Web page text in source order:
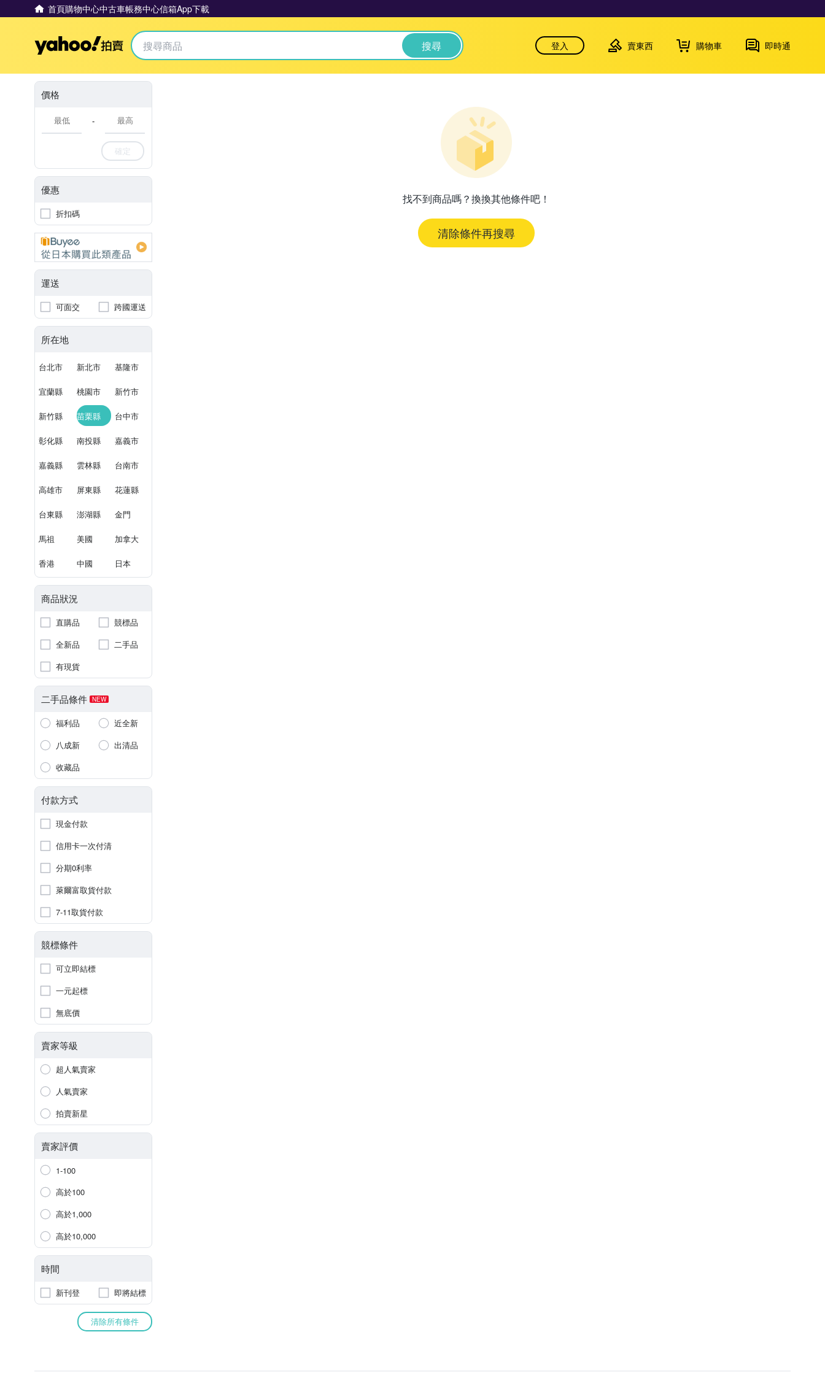
首頁購物中心中古車帳務中心信箱App下載
Yahoo拍賣 搜尋 登入 賣東西 購物車 即時通
價格
-
確定
優惠
折扣碼
運送
可面交 跨國運送
所在地
台北市 新北市 基隆市
宜蘭縣 桃園市 新竹市
新竹縣 苗栗縣 台中市
彰化縣 南投縣 嘉義市
嘉義縣 雲林縣 台南市
高雄市 屏東縣 花蓮縣
台東縣 澎湖縣 金門
馬祖 美國 加拿大
香港 中國 日本
商品狀況
直購品
競標品
全新品
二手品
有現貨
二手品條件 NEW
福利品
近全新
八成新
出清品
收藏品
付款方式
現金付款
信用卡一次付清
分期0利率
萊爾富取貨付款
7-11取貨付款
競標條件
可立即結標
一元起標
無底價
賣家等級
超人氣賣家
人氣賣家
拍賣新星
賣家評價
1-100
高於100
高於1,000
高於10,000
時間
新刊登 即將結標
清除所有條件
找不到商品嗎？換換其他條件吧！
清除條件再搜尋